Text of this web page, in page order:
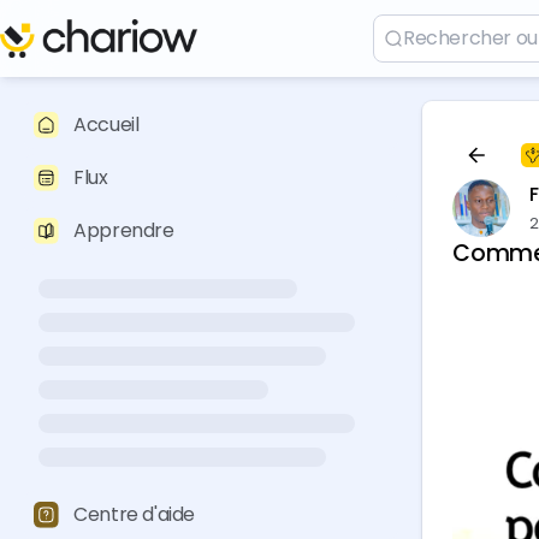
Accueil
Flux
Apprendre
Centre d'aide